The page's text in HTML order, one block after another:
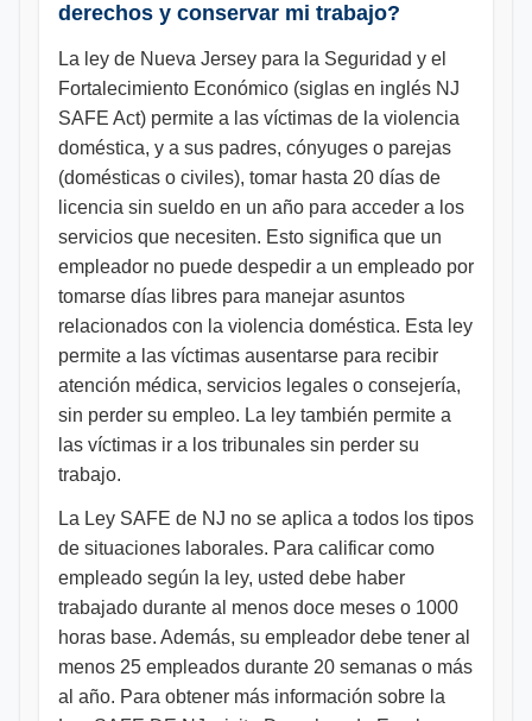
derechos y conservar mi trabajo?
La ley de Nueva Jersey para la Seguridad y el
Fortalecimiento Económico (siglas en inglés NJ
SAFE Act) permite a las víctimas de la violencia
doméstica, y a sus padres, cónyuges o parejas
(domésticas o civiles), tomar hasta 20 días de
licencia sin sueldo en un año para acceder a los
servicios que necesiten. Esto significa que un
empleador no puede despedir a un empleado por
tomarse días libres para manejar asuntos
relacionados con la violencia doméstica. Esta ley
permite a las víctimas ausentarse para recibir
atención médica, servicios legales o consejería,
sin perder su empleo. La ley también permite a
las víctimas ir a los tribunales sin perder su
trabajo.
La Ley SAFE de NJ no se aplica a todos los tipos
de situaciones laborales. Para calificar como
empleado según la ley, usted debe haber
trabajado durante al menos doce meses o 1000
horas base. Además, su empleador debe tener al
menos 25 empleados durante 20 semanas o más
al año. Para obtener más información sobre la